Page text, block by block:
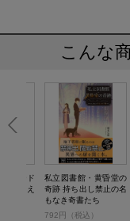
こんな
アード
聴こえ
私立図書館・黄昏堂の
奇跡 持ち出し禁止の名
もなき奇書たち
792円（税込）